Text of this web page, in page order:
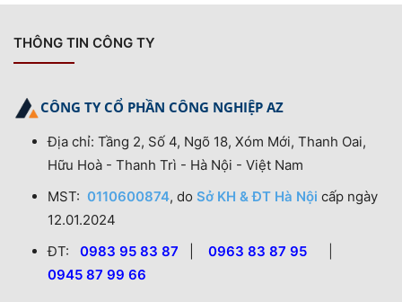
THÔNG TIN CÔNG TY
CÔNG TY CỔ PHẦN CÔNG NGHIỆP AZ
Địa chỉ: Tầng 2, Số 4, Ngõ 18, Xóm Mới, Thanh Oai,
Hữu Hoà - Thanh Trì - Hà Nội - Việt Nam
MST:0110600874, doSở KH & ĐT Hà Nội cấp ngày
12.01.2024
ĐT:0983 95 83 87 |0963 83 87 95
0945 87 99 66